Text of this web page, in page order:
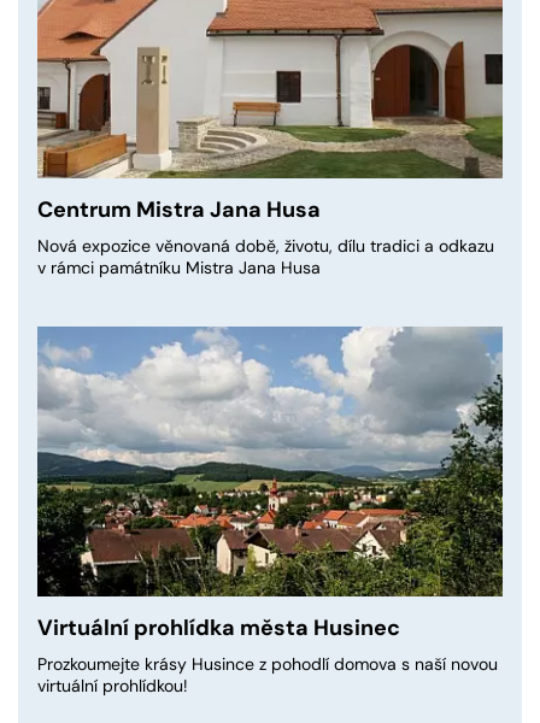
Centrum Mistra Jana Husa
Nová expozice věnovaná době, životu, dílu tradici a odkazu
v rámci památníku Mistra Jana Husa
Virtuální prohlídka města Husinec
Prozkoumejte krásy Husince z pohodlí domova s naší novou
virtuální prohlídkou!